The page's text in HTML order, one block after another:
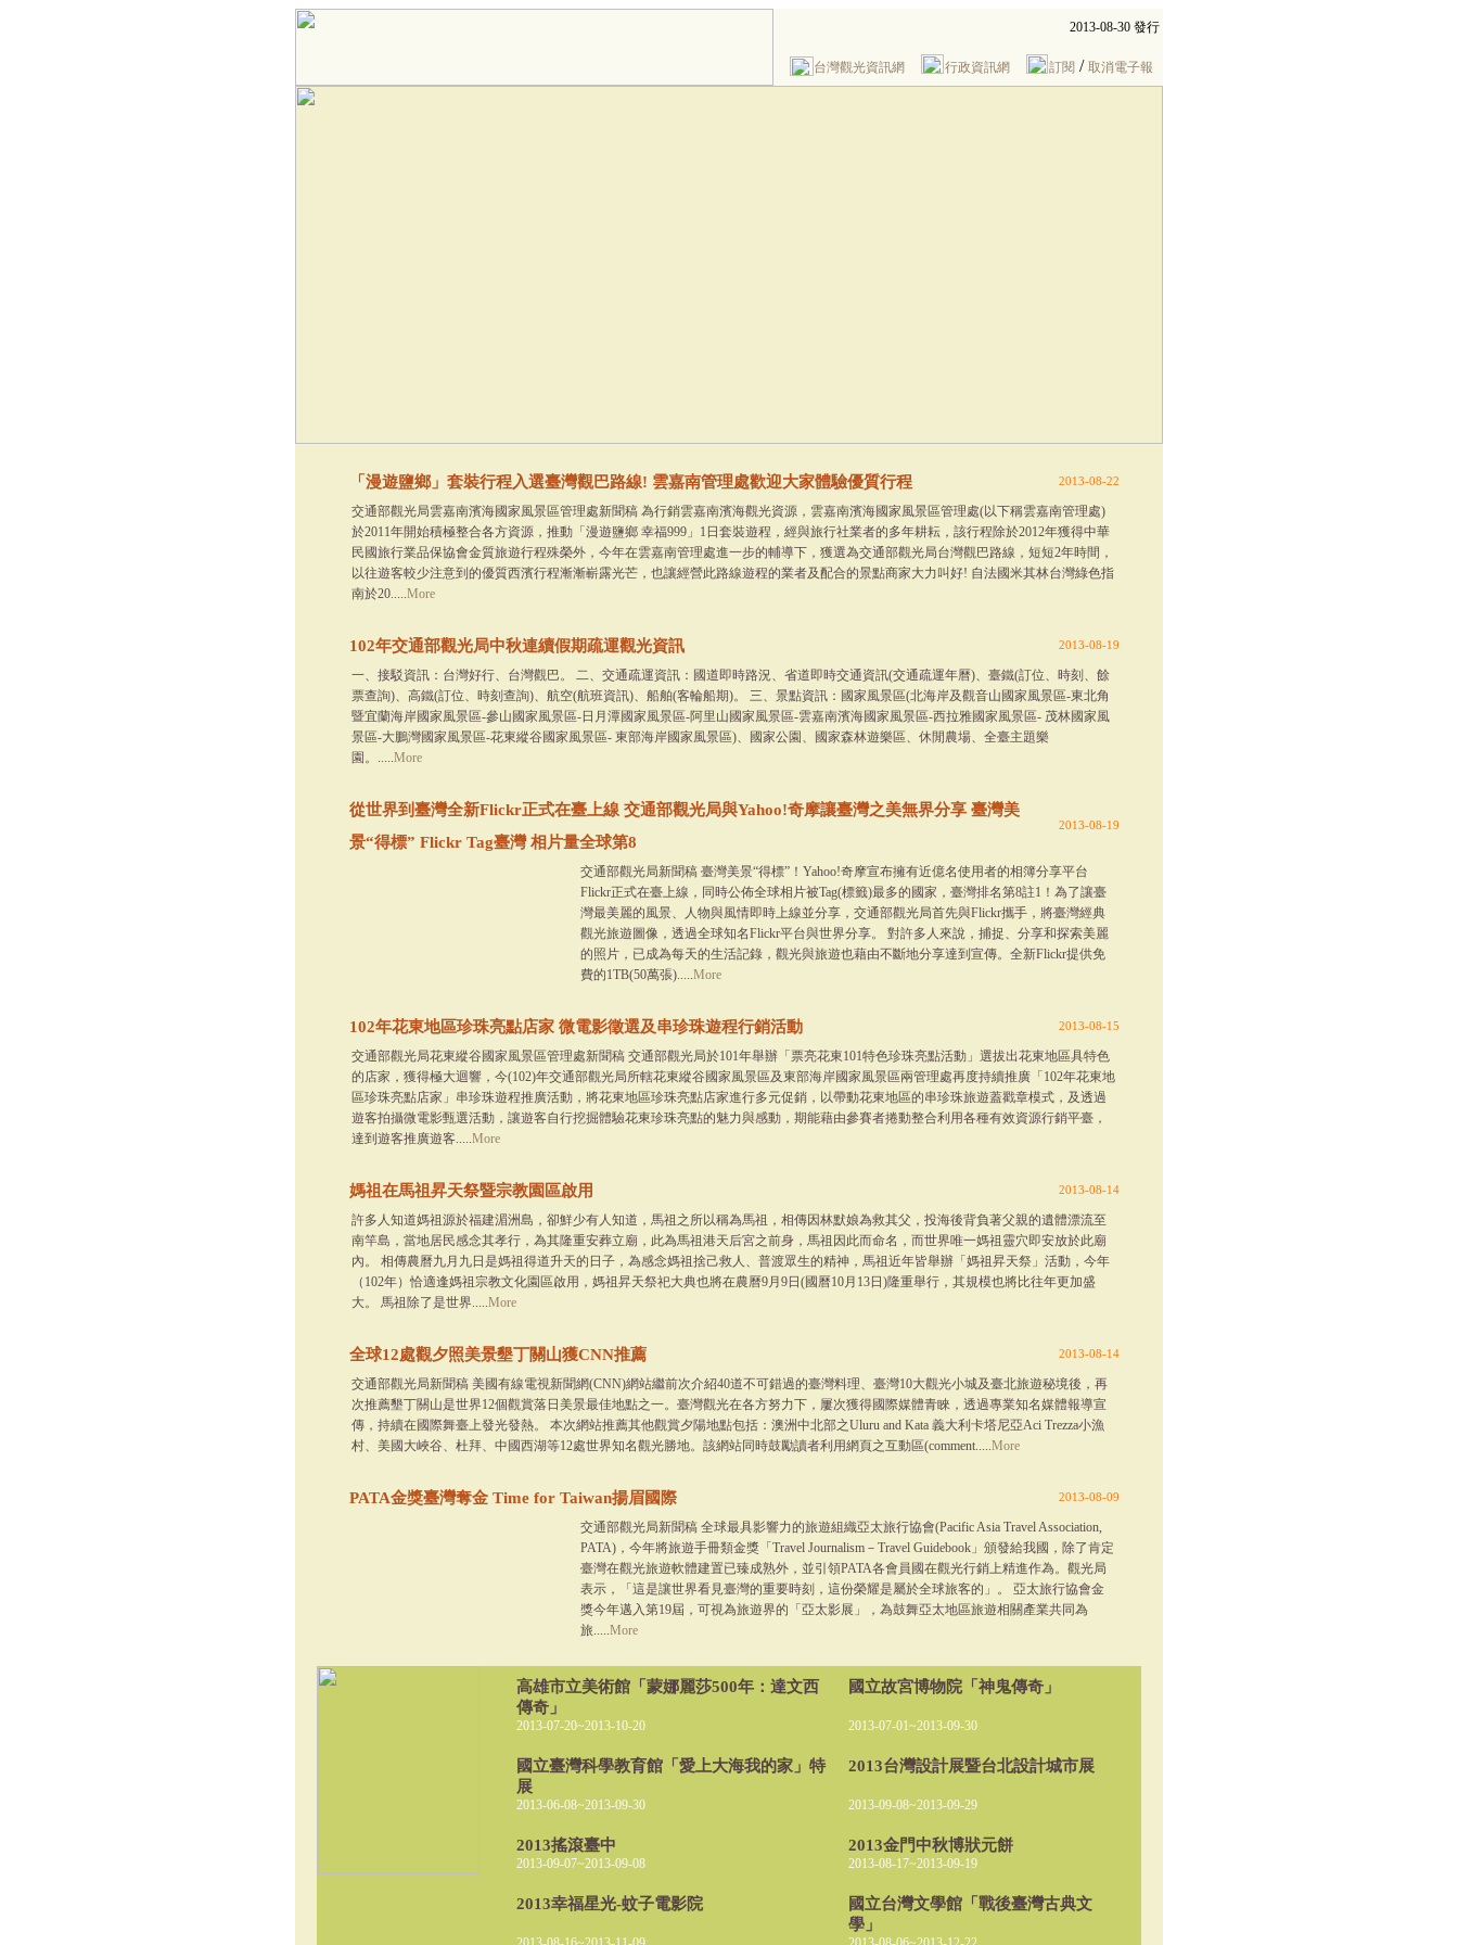
2013-08-30 發行
台灣觀光資訊網 行政資訊網 訂閱 / 取消電子報
「漫遊鹽鄉」套裝行程入選臺灣觀巴路線! 雲嘉南管理處歡迎大家體驗優質行程 2013-08-22
交通部觀光局雲嘉南濱海國家風景區管理處新聞稿 為行銷雲嘉南濱海觀光資源，雲嘉南濱海國家風景區管理處(以下稱雲嘉南管理處)
於2011年開始積極整合各方資源，推動「漫遊鹽鄉 幸福999」1日套裝遊程，經與旅行社業者的多年耕耘，該行程除於2012年獲得中華
民國旅行業品保協會金質旅遊行程殊榮外，今年在雲嘉南管理處進一步的輔導下，獲選為交通部觀光局台灣觀巴路線，短短2年時間，
以往遊客較少注意到的優質西濱行程漸漸嶄露光芒，也讓經營此路線遊程的業者及配合的景點商家大力叫好! 自法國米其林台灣綠色指
南於20.....More
102年交通部觀光局中秋連續假期疏運觀光資訊 2013-08-19
一、接駁資訊：台灣好行、台灣觀巴。 二、交通疏運資訊：國道即時路況、省道即時交通資訊(交通疏運年曆)、臺鐵(訂位、時刻、餘
票查詢)、高鐵(訂位、時刻查詢)、航空(航班資訊)、船舶(客輪船期)。 三、景點資訊：國家風景區(北海岸及觀音山國家風景區-東北角
暨宜蘭海岸國家風景區-參山國家風景區-日月潭國家風景區-阿里山國家風景區-雲嘉南濱海國家風景區-西拉雅國家風景區- 茂林國家風
景區-大鵬灣國家風景區-花東縱谷國家風景區- 東部海岸國家風景區)、國家公園、國家森林遊樂區、休閒農場、全臺主題樂
園。.....More
從世界到臺灣全新Flickr正式在臺上線 交通部觀光局與Yahoo!奇摩讓臺灣之美無界分享 臺灣美
景“得標” Flickr Tag臺灣 相片量全球第8
2013-08-19
交通部觀光局新聞稿 臺灣美景“得標”！Yahoo!奇摩宣布擁有近億名使用者的相簿分享平台
Flickr正式在臺上線，同時公佈全球相片被Tag(標籤)最多的國家，臺灣排名第8註1！為了讓臺
灣最美麗的風景、人物與風情即時上線並分享，交通部觀光局首先與Flickr攜手，將臺灣經典
觀光旅遊圖像，透過全球知名Flickr平台與世界分享。 對許多人來說，捕捉、分享和探索美麗
的照片，已成為每天的生活記錄，觀光與旅遊也藉由不斷地分享達到宣傳。全新Flickr提供免
費的1TB(50萬張).....More
102年花東地區珍珠亮點店家 微電影徵選及串珍珠遊程行銷活動 2013-08-15
交通部觀光局花東縱谷國家風景區管理處新聞稿 交通部觀光局於101年舉辦「票亮花東101特色珍珠亮點活動」選拔出花東地區具特色
的店家，獲得極大迴響，今(102)年交通部觀光局所轄花東縱谷國家風景區及東部海岸國家風景區兩管理處再度持續推廣「102年花東地
區珍珠亮點店家」串珍珠遊程推廣活動，將花東地區珍珠亮點店家進行多元促銷，以帶動花東地區的串珍珠旅遊蓋戳章模式，及透過
遊客拍攝微電影甄選活動，讓遊客自行挖掘體驗花東珍珠亮點的魅力與感動，期能藉由參賽者捲動整合利用各種有效資源行銷平臺，
達到遊客推廣遊客.....More
媽祖在馬祖昇天祭暨宗教園區啟用 2013-08-14
許多人知道媽祖源於福建湄洲島，卻鮮少有人知道，馬祖之所以稱為馬祖，相傳因林默娘為救其父，投海後背負著父親的遺體漂流至
南竿島，當地居民感念其孝行，為其隆重安葬立廟，此為馬祖港天后宮之前身，馬祖因此而命名，而世界唯一媽祖靈穴即安放於此廟
內。 相傳農曆九月九日是媽祖得道升天的日子，為感念媽祖捨己救人、普渡眾生的精神，馬祖近年皆舉辦「媽祖昇天祭」活動，今年
（102年）恰適逢媽祖宗教文化園區啟用，媽祖昇天祭祀大典也將在農曆9月9日(國曆10月13日)隆重舉行，其規模也將比往年更加盛
大。 馬祖除了是世界.....More
全球12處觀夕照美景墾丁關山獲CNN推薦 2013-08-14
交通部觀光局新聞稿 美國有線電視新聞網(CNN)網站繼前次介紹40道不可錯過的臺灣料理、臺灣10大觀光小城及臺北旅遊秘境後，再
次推薦墾丁關山是世界12個觀賞落日美景最佳地點之一。臺灣觀光在各方努力下，屢次獲得國際媒體青睞，透過專業知名媒體報導宣
傳，持續在國際舞臺上發光發熱。 本次網站推薦其他觀賞夕陽地點包括：澳洲中北部之Uluru and Kata 義大利卡塔尼亞Aci Trezza小漁
村、美國大峽谷、杜拜、中國西湖等12處世界知名觀光勝地。該網站同時鼓勵讀者利用網頁之互動區(comment.....More
PATA金獎臺灣奪金 Time for Taiwan揚眉國際 2013-08-09
交通部觀光局新聞稿 全球最具影響力的旅遊組織亞太旅行協會(Pacific Asia Travel Association,
PATA)，今年將旅遊手冊類金獎「Travel Journalism－Travel Guidebook」頒發給我國，除了肯定
臺灣在觀光旅遊軟體建置已臻成熟外，並引領PATA各會員國在觀光行銷上精進作為。觀光局
表示，「這是讓世界看見臺灣的重要時刻，這份榮耀是屬於全球旅客的」。 亞太旅行協會金
獎今年邁入第19屆，可視為旅遊界的「亞太影展」，為鼓舞亞太地區旅遊相關產業共同為
旅.....More
高雄市立美術館「蒙娜麗莎500年：達文西
傳奇」
國立故宮博物院「神鬼傳奇」
2013-07-20~2013-10-20 2013-07-01~2013-09-30
國立臺灣科學教育館「愛上大海我的家」特
展
2013台灣設計展暨台北設計城市展
2013-06-08~2013-09-30 2013-09-08~2013-09-29
2013搖滾臺中 2013金門中秋博狀元餅
2013-09-07~2013-09-08 2013-08-17~2013-09-19
2013幸福星光-蚊子電影院
國立台灣文學館「戰後臺灣古典文
學」